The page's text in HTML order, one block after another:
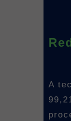
A